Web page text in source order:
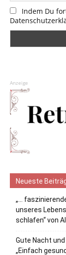
Indem Du
Anzeige
Neueste
„…
unseres
schlafen“ von
Gute Nacht
„Einfach